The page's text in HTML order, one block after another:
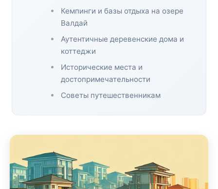
Кемпинги и базы отдыха на озере
Валдай
Аутентичные деревенские дома и
коттеджи
Исторические места и
достопримечательности
Советы путешественникам